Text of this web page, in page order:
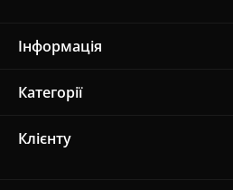
Інформація
Категорії
Клієнту